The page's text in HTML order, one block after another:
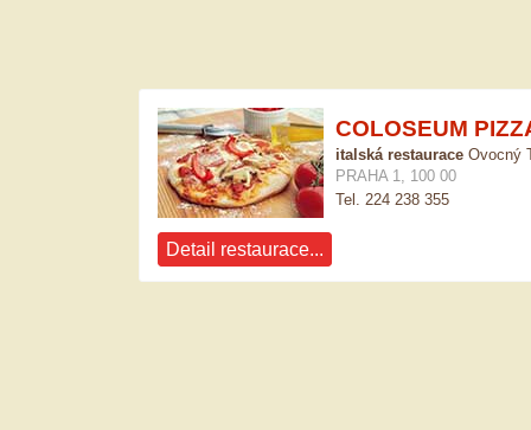
COLOSEUM
italská restaurace Ovocný
PRAHA 1, 100 00
Tel. 224 238 355
Detail restaurace...